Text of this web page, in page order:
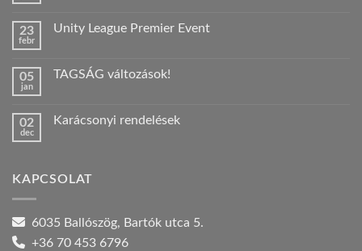
Nyári
23
febr
Unity League Premier Event
Unity
bejegyzéshez
05
jan
TAGSÁG változások!
TAGSÁG
02
dec
Karácsonyi rendelések
rendelések
KAPCSOLAT
6035 Ballószög, Bartók utca 5.
+36 70 453 6796